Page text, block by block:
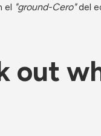
el "ground-Cero" del
out